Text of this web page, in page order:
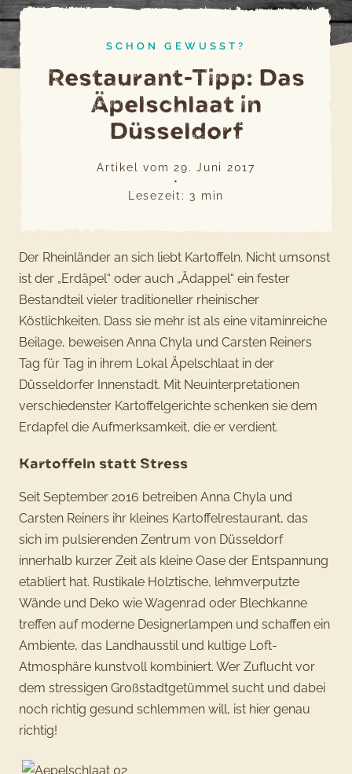
SCHON GEWUSST?
Restaurant-Tipp: Das
Äpelschlaat in
Düsseldorf
Artikel vom29. Juni 2017
•
Lesezeit: 3 min
Der Rheinländer an sich liebt Kartoffeln. Nicht umsonst
ist der „Erdäpel“ oder auch „Ädappel“ ein fester
Bestandteil vieler traditioneller rheinischer
Köstlichkeiten. Dass sie mehr ist als eine vitaminreiche
Beilage, beweisen Anna Chyla und Carsten Reiners
Tag für Tag in ihrem Lokal Äpelschlaat in der
Düsseldorfer Innenstadt. Mit Neuinterpretationen
verschiedenster Kartoffelgerichte schenken sie dem
Erdapfel die Aufmerksamkeit, die er verdient.
Kartoffeln statt Stress
Seit September 2016 betreiben Anna Chyla und
Carsten Reiners ihr kleines Kartoffelrestaurant, das
sich im pulsierenden Zentrum von Düsseldorf
innerhalb kurzer Zeit als kleine Oase der Entspannung
etabliert hat. Rustikale Holztische, lehmverputzte
Wände und Deko wie Wagenrad oder Blechkanne
treffen auf moderne Designerlampen und schaffen ein
Ambiente, das Landhausstil und kultige Loft-
Atmosphäre kunstvoll kombiniert. Wer Zuflucht vor
dem stressigen Großstadtgetümmel sucht und dabei
noch richtig gesund schlemmen will, ist hier genau
richtig!